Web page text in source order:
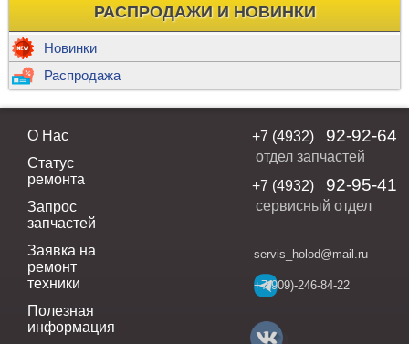
РАСПРОДАЖИ И НОВИНКИ
Новинки
Распродажа
О Нас
Статус
ремонта
Запрос
запчастей
Заявка на
ремонт
техники
Полезная
информация
+7 (4932) 92-92-64
отдел запчастей
+7 (4932)
92-95-41
сервисный отдел
servis_holod@mail.ru
+7(909)-246-84-22